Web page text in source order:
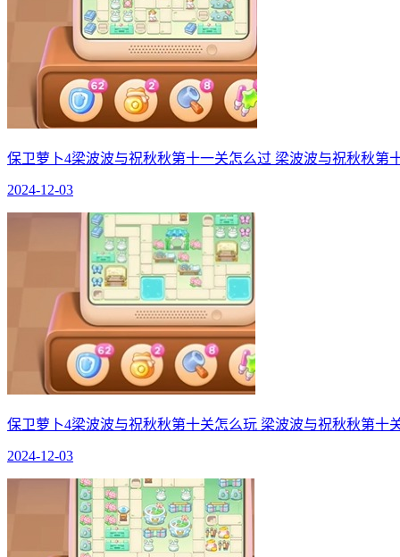
保卫萝卜4梁波波与祝秋秋第十一关怎么过 梁波波与祝秋秋第
2024-12-03
保卫萝卜4梁波波与祝秋秋第十关怎么玩 梁波波与祝秋秋第十
2024-12-03